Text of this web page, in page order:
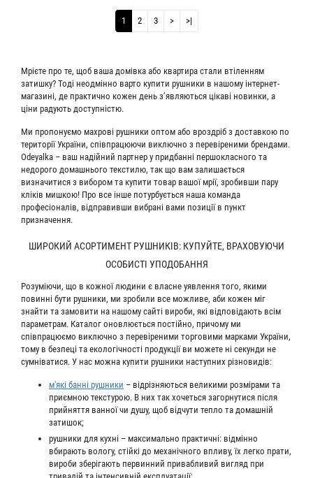
1 2 3 > >|
Мрієте про те, щоб ваша домівка або квартира стали втіленням
затишку? Тоді неодмінно варто купити рушники в нашому інтернет-
магазині, де практично кожен день з’являються цікаві новинки, а
ціни радують доступністю.
Ми пропонуємо махрові рушники оптом або вроздріб з доставкою по
території України, співпрацюючи виключно з перевіреними брендами.
Odeyalka – ваш надійний партнер у придбанні першокласного та
недорого домашнього текстилю, так що вам залишається
визначитися з вибором та купити товар вашої мрії, зробивши пару
кліків мишкою! Про все інше потурбується наша команда
професіоналів, відправивши вибрані вами позиції в пункт
призначення.
ШИРОКИЙ АСОРТИМЕНТ РУШНИКІВ: КУПУЙТЕ, ВРАХОВУЮЧИ
ОСОБИСТІ УПОДОБАННЯ
Розуміючи, що в кожної людини є власне уявлення того, якими
повинні бути рушники, ми зробили все можливе, аби кожен міг
знайти та замовити на нашому сайті вироби, які відповідають всім
параметрам. Каталог оновлюється постійно, причому ми
співпрацюємо виключно з перевіреними торговими марками України,
тому в безпеці та екологічності продукції ви можете ні секунди не
сумніватися. У нас можна купити рушники наступних різновидів:
м'які банні рушники – відрізняються великими розмірами та
приємною текстурою. В них так хочеться загорнутися після
прийняття ванної чи душу, щоб відчути тепло та домашній
затишок;
рушники для кухні – максимально практичні: відмінно
вбирають вологу, стійкі до механічного впливу, їх легко прати,
вироби зберігають первинний привабливий вигляд при